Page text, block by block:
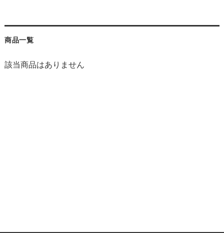
商品一覧
該当商品はありません